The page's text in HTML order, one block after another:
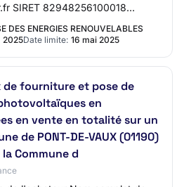
SIRET 82948256100018
DES ENERGIES RENOUVELABLES
2025Date limite: 16 mai 2025
fourniture et pose de
en
en vente en totalité sur un
de PONT-DE-VAUX (01190)
Commune d